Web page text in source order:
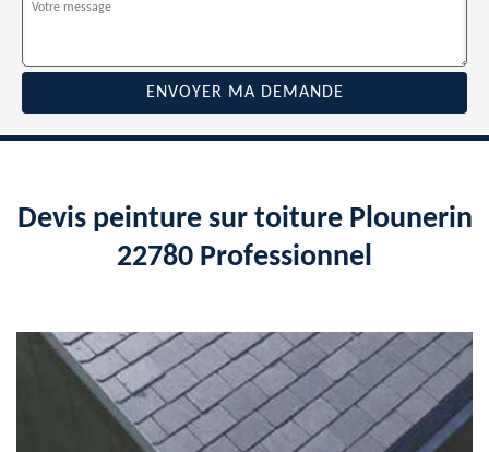
Devis peinture sur toiture Plounerin
22780 Professionnel